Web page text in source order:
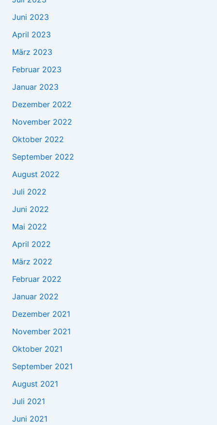
Juni 2023
April 2023
März 2023
Februar 2023
Januar 2023
Dezember 2022
November 2022
Oktober 2022
September 2022
August 2022
Juli 2022
Juni 2022
Mai 2022
April 2022
März 2022
Februar 2022
Januar 2022
Dezember 2021
November 2021
Oktober 2021
September 2021
August 2021
Juli 2021
Juni 2021